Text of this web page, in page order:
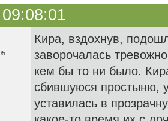
Кира, вздохнув,
заворочалась
кем бы то ни было.
сбившуюся простыню,
уставилась в